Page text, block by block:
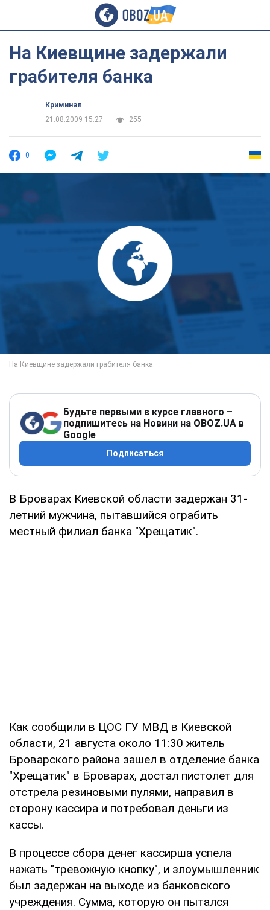
На Киевщине задержали
грабителя банка
Криминал
21.08.2009 15:27
255
0
Будьте первыми в курсе главного –
подпишитесь на Новини на OBOZ.UA в
Google
Подписаться
В Броварах Киевской области задержан 31-
летний мужчина, пытавшийся ограбить
местный филиал банка "Хрещатик".
Как сообщили в ЦОС ГУ МВД в Киевской
области, 21 августа около 11:30 житель
Броварского района зашел в отделение банка
"Хрещатик" в Броварах, достал пистолет для
отстрела резиновыми пулями, направил в
сторону кассира и потребовал деньги из
кассы.
В процессе сбора денег кассирша успела
нажать "тревожную кнопку", и злоумышленник
был задержан на выходе из банковского
учреждения. Сумма, которую он пытался